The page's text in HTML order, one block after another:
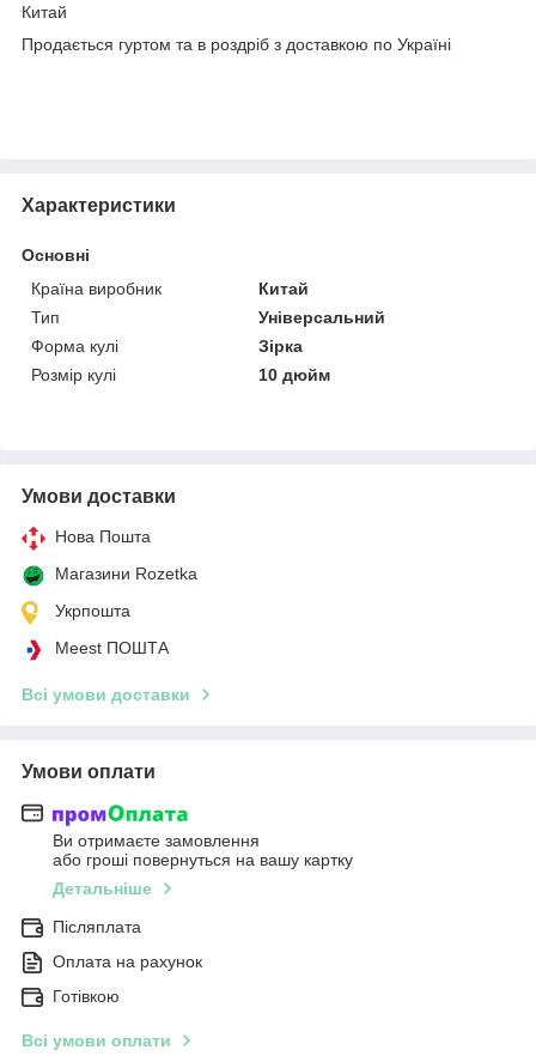
Китай
Продається гуртом та в роздріб з доставкою по Україні
Характеристики
Основні
Країна виробник
Китай
Тип
Універсальний
Форма кулі
Зірка
Розмір кулі
10 дюйм
Умови доставки
Нова Пошта
Магазини Rozetka
Укрпошта
Meest ПОШТА
Всі умови доставки
Умови оплати
Ви отримаєте замовлення
або гроші повернуться на вашу картку
Детальніше
Післяплата
Оплата на рахунок
Готівкою
Всі умови оплати